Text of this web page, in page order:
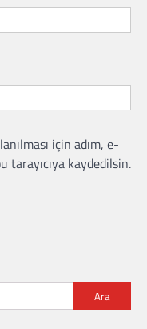
için adım, e-
tarayıcıya kaydedilsin.
Ara